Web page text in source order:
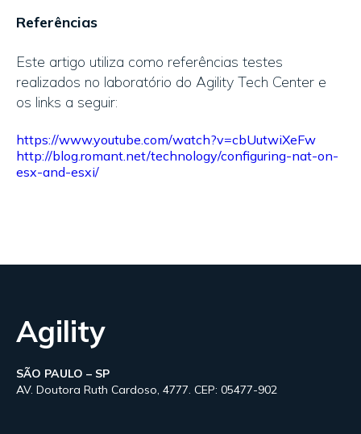
Referências
Este artigo utiliza como referências testes
realizados no laboratório do Agility Tech Center e
os links a seguir:
https://www.youtube.com/watch?v=cbUutwiXeFw
http://blog.romant.net/technology/configuring-nat-on-
esx-and-esxi/
Agility
SÃO PAULO – SP
AV. Doutora Ruth Cardoso, 4777. CEP: 05477-902